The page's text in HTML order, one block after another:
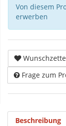
Von diesem
erwerben
Frage zum
Beschreibung